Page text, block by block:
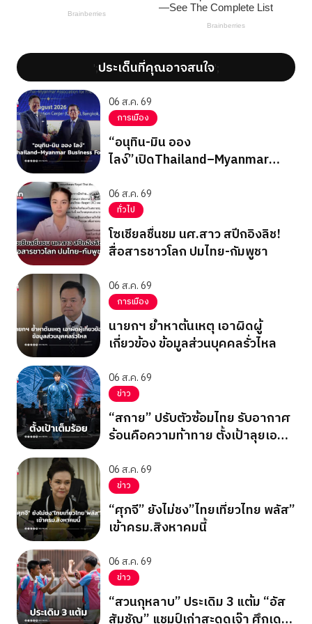
';ประเด็นที่คุณอาจสนใจ';
06 ส.ค. 69
การเมือง
“อนุทิน-มิน ออง
ไลง์”เปิดThailand–Myanmar
06 ส.ค. 69
ทั่วไป
โซเชียลชื่นชม นศ.สาว สปีกอิงลิช!
สื่อสารชาวโลก ปมไทย-กัมพูชา
06 ส.ค. 69
การเมือง
นายกฯ ย้ำหาต้นเหตุ เอาผิดผู้
เกี่ยวข้อง ข้อมูลส่วนบุคคลรั่วไหล
06 ส.ค. 69
ข่าว
“สกาย” ปรับตัวซ้อมไทย รับอากาศ
ร้อนคือความท้าทาย ตั้งเป้าลุยเอ
06 ส.ค. 69
ข่าว
“ศุภจี” ยังไม่ชง”ไทยเที่ยวไทย พลัส”
เข้าครม.สิงหาคมนี้
06 ส.ค. 69
ข่าว
“สวนกุหลาบ” ประเดิม 3 แต้ม “อัส
สัมชัญ” แชมป์เก่าสะดุดเจ๊า ศึกเดลิ